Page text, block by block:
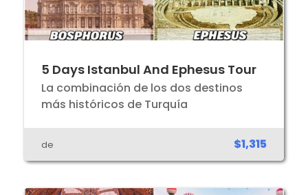
5 Days Istanbul And Ephesus Tour
La combinación de los dos destinos
más históricos de Turquía
de $1,315